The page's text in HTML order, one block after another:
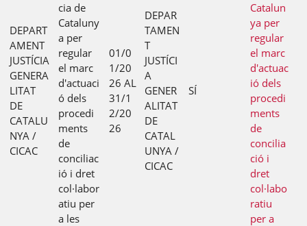
DEPART
AMENT
JUSTÍCIA
GENERA
LITAT
DE
CATALU
NYA /
CICAC
cia de
Cataluny
a per
regular
el marc
d'actuaci
ó dels
procedi
ments
de
conciliac
ió i dret
col·labor
atiu per
a les
01/0
1/20
26 AL
31/1
2/20
26
DEPAR
TAMEN
T
JUSTÍCI
A
GENER
ALITAT
DE
CATAL
UNYA /
CICAC
SÍ
Catalun
ya per
regular
el marc
d'actuac
ió dels
procedi
ments
de
concilia
ció i
dret
col·labo
ratiu
per a